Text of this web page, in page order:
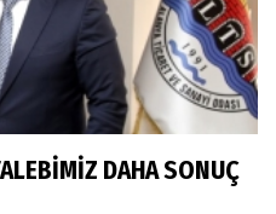
DAHA SONUÇ